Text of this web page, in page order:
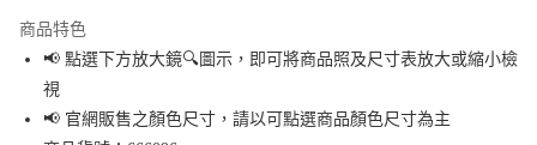
Apple Pay
街口支付
商品特色
📢 點選下方放大鏡🔍圖示，即可將商品照及尺寸表放大或縮小檢
視
📢 官網販售之顏色尺寸，請以可點選商品顏色尺寸為主